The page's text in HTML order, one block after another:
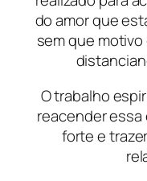
do amor que
sem que
O trabalho
reacender essa
forte e